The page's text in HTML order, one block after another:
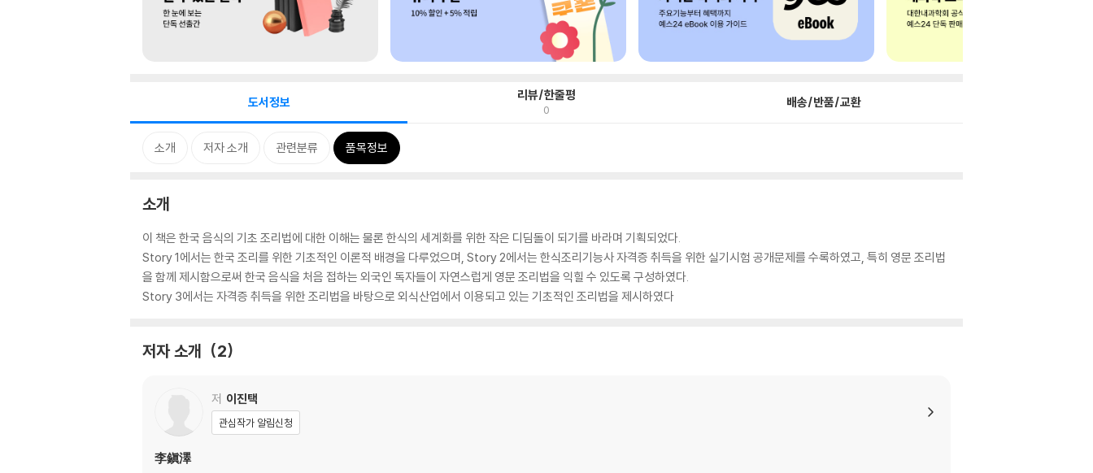
도서정보 리뷰/한줄평
0 배송/반품/교환
소개 저자 소개 관련분류 품목정보
소개
이 책은 한국 음식의 기초 조리법에 대한 이해는 물론 한식의 세계화를 위한 작은 디딤돌이 되기를 바라며 기획되었다.
Story 1에서는 한국 조리를 위한 기초적인 이론적 배경을 다루었으며, Story 2에서는 한식조리기능사 자격증 취득을 위한 실기시험 공개문제를 수록하였고, 특히 영문 조리법
을 함께 제시함으로써 한국 음식을 처음 접하는 외국인 독자들이 자연스럽게 영문 조리법을 익힐 수 있도록 구성하였다.
Story 3에서는 자격증 취득을 위한 조리법을 바탕으로 외식산업에서 이용되고 있는 기초적인 조리법을 제시하였다
저자 소개 2
저 이진택
관심작가 알림신청
李鎭澤